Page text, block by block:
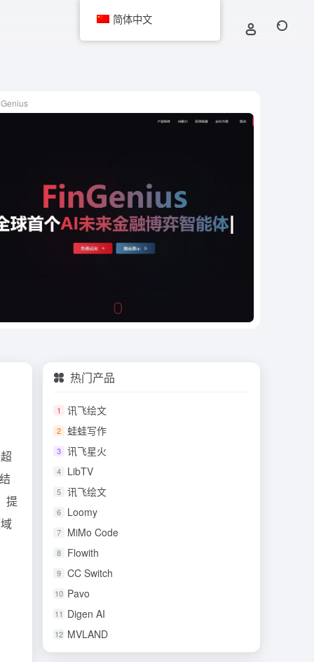
提
热门产品
1 讯飞绘文
2 蛙蛙写作
3 讯飞星火
4 LibTV
5 讯飞绘文
6 Loomy
7 MiMo Code
8 Flowith
9 CC Switch
10 Pavo
11 Digen AI
12 MVLAND
简体中文